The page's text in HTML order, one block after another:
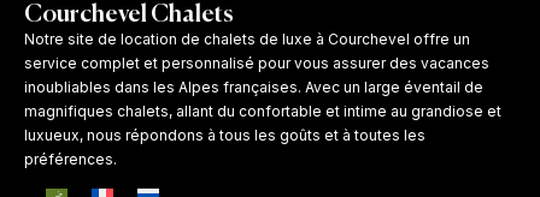
Courchevel Chalets
Notre site de location de chalets de luxe à Courchevel offre un
service complet et personnalisé pour vous assurer des vacances
inoubliables dans les Alpes françaises. Avec un large éventail de
magnifiques chalets, allant du confortable et intime au grandiose et
luxueux, nous répondons à tous les goûts et à toutes les
préférences.